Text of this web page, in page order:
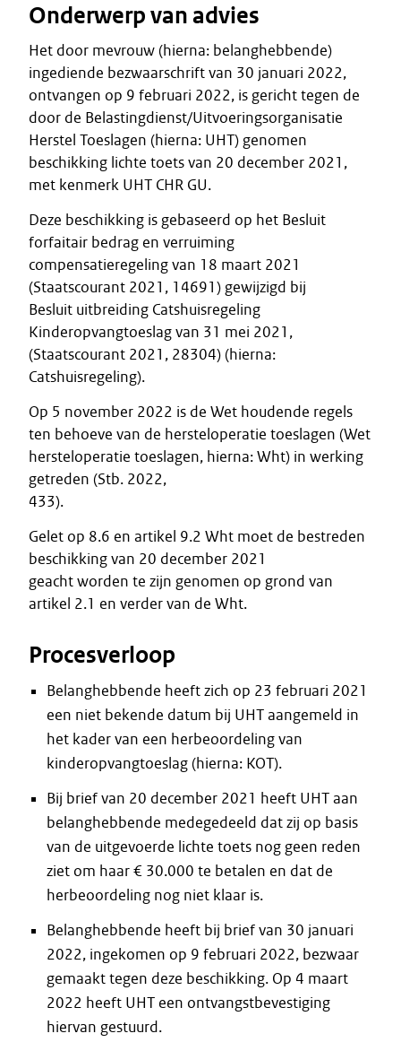
Onderwerp van advies
Het door mevrouw (hierna: belanghebbende)
ingediende bezwaarschrift van 30 januari 2022,
ontvangen op 9 februari 2022, is gericht tegen de
door de Belastingdienst/Uitvoeringsorganisatie
Herstel Toeslagen (hierna: UHT) genomen
beschikking lichte toets van 20 december 2021,
met kenmerk UHT CHR GU.
Deze beschikking is gebaseerd op het Besluit
forfaitair bedrag en verruiming
compensatieregeling van 18 maart 2021
(Staatscourant 2021, 14691) gewijzigd bij
Besluit uitbreiding Catshuisregeling
Kinderopvangtoeslag van 31 mei 2021,
(Staatscourant 2021, 28304) (hierna:
Catshuisregeling).
Op 5 november 2022 is de Wet houdende regels
ten behoeve van de hersteloperatie toeslagen (Wet
hersteloperatie toeslagen, hierna: Wht) in werking
getreden (Stb. 2022,
433).
Gelet op 8.6 en artikel 9.2 Wht moet de bestreden
beschikking van 20 december 2021
geacht worden te zijn genomen op grond van
artikel 2.1 en verder van de Wht.
Procesverloop
Belanghebbende heeft zich op 23 februari 2021
een niet bekende datum bij UHT aangemeld in
het kader van een herbeoordeling van
kinderopvangtoeslag (hierna: KOT).
Bij brief van 20 december 2021 heeft UHT aan
belanghebbende medegedeeld dat zij op basis
van de uitgevoerde lichte toets nog geen reden
ziet om haar € 30.000 te betalen en dat de
herbeoordeling nog niet klaar is.
Belanghebbende heeft bij brief van 30 januari
2022, ingekomen op 9 februari 2022, bezwaar
gemaakt tegen deze beschikking. Op 4 maart
2022 heeft UHT een ontvangstbevestiging
hiervan gestuurd.